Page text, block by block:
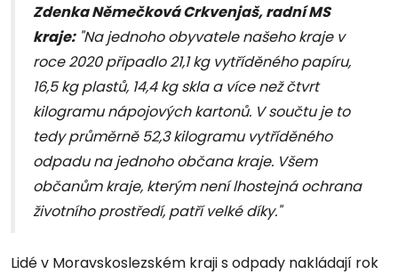
Zdenka Němečková Crkvenjaš, radní MS
kraje:"Na jednoho obyvatele našeho kraje v
roce 2020 připadlo 21,1 kg vytříděného papíru,
16,5 kg plastů, 14,4 kg skla a více než čtvrt
kilogramu nápojových kartonů. V součtu je to
tedy průměrně 52,3 kilogramu vytříděného
odpadu na jednoho občana kraje. Všem
občanům kraje, kterým není lhostejná ochrana
životního prostředí, patří velké díky."
Lidé v Moravskoslezském kraji s odpady nakládají rok